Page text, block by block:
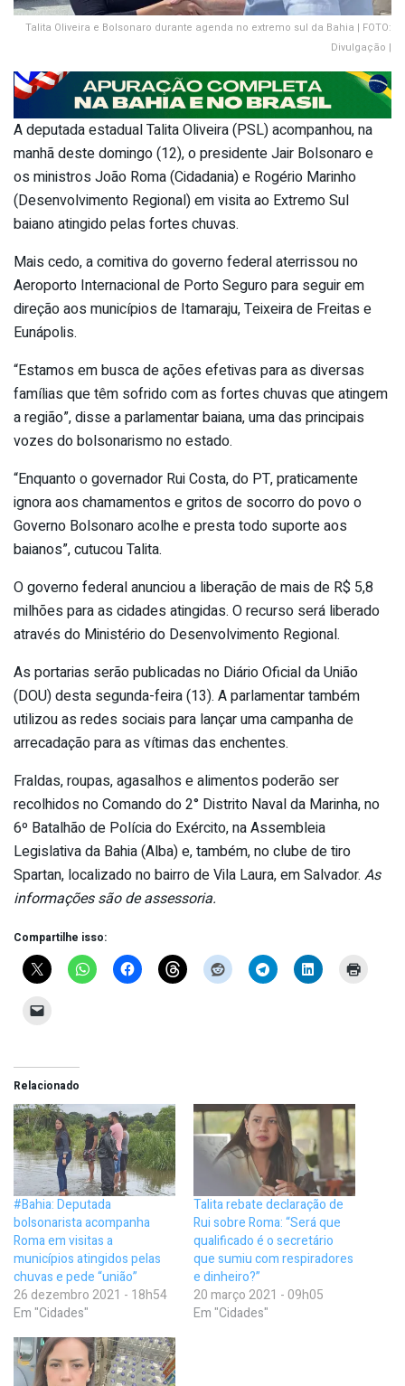
Talita Oliveira e Bolsonaro durante agenda no extremo sul da Bahia | FOTO:
Divulgação |
A deputada estadual Talita Oliveira (PSL) acompanhou, na
manhã deste domingo (12), o presidente Jair Bolsonaro e
os ministros João Roma (Cidadania) e Rogério Marinho
(Desenvolvimento Regional) em visita ao Extremo Sul
baiano atingido pelas fortes chuvas.
Mais cedo, a comitiva do governo federal aterrissou no
Aeroporto Internacional de Porto Seguro para seguir em
direção aos municípios de Itamaraju, Teixeira de Freitas e
Eunápolis.
“Estamos em busca de ações efetivas para as diversas
famílias que têm sofrido com as fortes chuvas que atingem
a região”, disse a parlamentar baiana, uma das principais
vozes do bolsonarismo no estado.
“Enquanto o governador Rui Costa, do PT, praticamente
ignora aos chamamentos e gritos de socorro do povo o
Governo Bolsonaro acolhe e presta todo suporte aos
baianos”, cutucou Talita.
O governo federal anunciou a liberação de mais de R$ 5,8
milhões para as cidades atingidas. O recurso será liberado
através do Ministério do Desenvolvimento Regional.
As portarias serão publicadas no Diário Oficial da União
(DOU) desta segunda-feira (13). A parlamentar também
utilizou as redes sociais para lançar uma campanha de
arrecadação para as vítimas das enchentes.
Fraldas, roupas, agasalhos e alimentos poderão ser
recolhidos no Comando do 2° Distrito Naval da Marinha, no
6º Batalhão de Polícia do Exército, na Assembleia
Legislativa da Bahia (Alba) e, também, no clube de tiro
Spartan, localizado no bairro de Vila Laura, em Salvador. As
informações são de assessoria.
Compartilhe isso:
Relacionado
#Bahia: Deputada
bolsonarista acompanha
Roma em visitas a
municípios atingidos pelas
chuvas e pede “união”
26 dezembro 2021 - 18h54
Em "Cidades"
Talita rebate declaração de
Rui sobre Roma: “Será que
qualificado é o secretário
que sumiu com respiradores
e dinheiro?”
20 março 2021 - 09h05
Em "Cidades"